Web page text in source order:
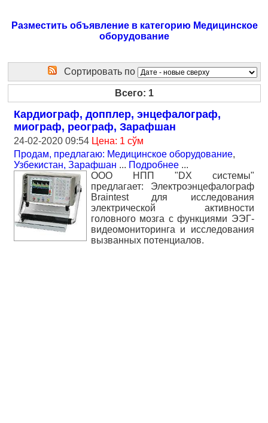
Разместить объявление в категорию Медицинское
оборудование
Сортировать по
Всего: 1
Кардиограф, допплер, энцефалограф,
миограф, реограф, Зарафшан
24-02-2020 09:54 Цена: 1 сўм
Продам, предлагаю: Медицинское оборудование,
Узбекистан, Зарафшан ... Подробнее ...
ООО НПП "DX системы"
предлагает: Электроэнцефалограф
Braintest для исследования
электрической активности
головного мозга с функциями ЭЭГ-
видеомониторинга и исследования
вызванных потенциалов.